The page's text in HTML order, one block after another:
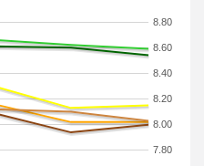
7.80
8.00
8.20
8.40
8.60
8.80